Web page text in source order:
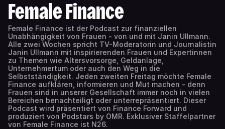
Female Finance
Female Finance ist der Podcast zur finanziellen
Unabhängigkeit von Frauen - von und mit Janin Ullmann.
Alle zwei Wochen spricht TV-Moderatorin und Journalistin
Janin Ullmann mit inspirierenden Frauen und Expertinnen
zu Themen wie Altersvorsorge, Geldanlage,
Unternehmertum oder auch den Weg in die
Selbstständigkeit. Jeden zweiten Freitag möchte Female
Finance aufklären, informieren und Mut machen - denn
Frauen sind in unserer Gesellschaft immer noch in vielen
Bereichen benachteiligt oder unterrepräsentiert. Dieser
Podcast wird präsentiert von Finance Forward und
produziert von Podstars by OMR. Exklusiver Staffelpartner
von Female Finance ist N26.